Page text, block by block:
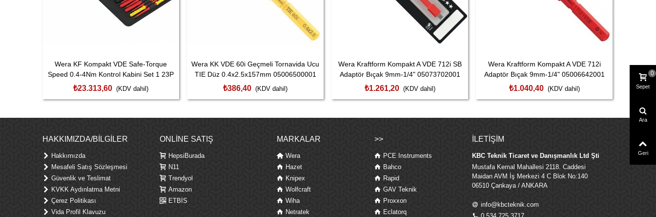
Wera KF Kompakt VDE Safe-Torque
Speed 0.4-4Nm Kontrol Kabini Set 1 23P
05006633001
₺23.313,60 (KDV dahil)
Wera KK VDE 60i Geçmeli Tornavida Ucu
TIE Düz 0.4x2.5x157mm 05006500001
₺386,40 (KDV dahil)
Wera Kraftform Kompakt A VDE 712i SB
Adaptör Bıçak 9mm-1/4" 05073702001
₺1.261,20 (KDV dahil)
Wera Kraftform Kompakt A VDE 712i
Adaptör Bıçak 9mm-1/4" 05006642001
₺1.040,40 (KDV dahil)
Wera
HAKKIMIZDA/BILGILER
Hakkımızda
Mesafeli Satış Sözleşmesi
Güvenlik ve Teslimat
KVKK Aydınlatma Metni
Çerez Politikası
Vida Profil Klavuzu
ONLINE SATIŞ
HepsiBurada
N11
Trendyol
Amazon
ETBİS
MARKALAR
Wera
Hazet
Knipex
Wolfcraft
Wiha
Netratek
>>
PCE Instruments
Bahco
Rapid
GAV Teknik
Proxxon
Eclatorq
İLETIŞIM
KBC Teknik Ticaret ve Danışmanlık Ltd Şti
Mustafa Kemal Mahallesi 2118. Caddesi
Maidan AVM İş Merkezi 4 C Blok No:140
06510 Çankaya / ANKARA
info@kbcteknik.com
Sepet
0
Ara
Geri